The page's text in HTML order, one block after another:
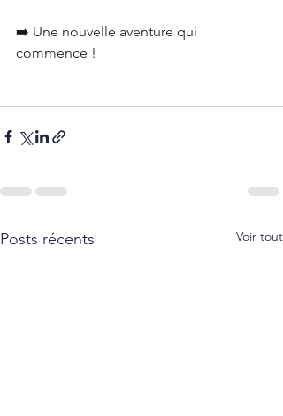
➡️ Une nouvelle aventure qui
commence !
Posts récents Voir tout